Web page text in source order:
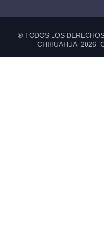
® TODOS LOS
CHIHUAHUA 2026